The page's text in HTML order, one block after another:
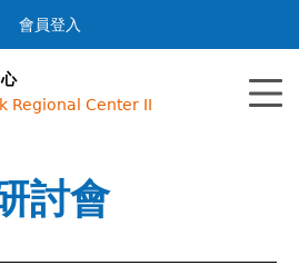
to navigation
會員登入
Regional Center II
討會